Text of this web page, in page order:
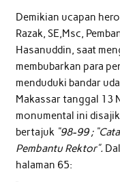
Demikian ucapan
Razak, SE,Msc,
Hasanuddin, saat
membubarkan para
menduduki bandar
Makassar tanggal 13
monumental ini
bertajuk “98-99 ;
Pembantu Rektor”.
halaman 65: